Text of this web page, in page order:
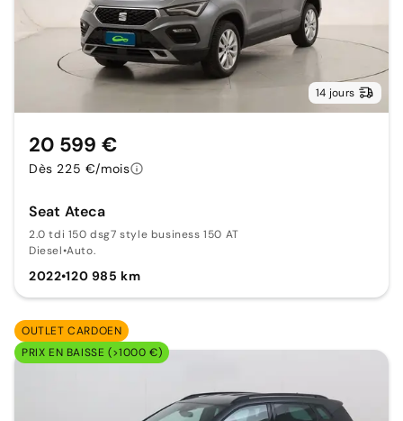
14 jours
Seat Ateca
2.0 tdi 150 dsg7 style business 150 AT
Diesel•Auto.
2022•120 985 km
20 599 €
Dès 225 €/mois
OUTLET CARDOEN
PRIX EN BAISSE (>1000 €)